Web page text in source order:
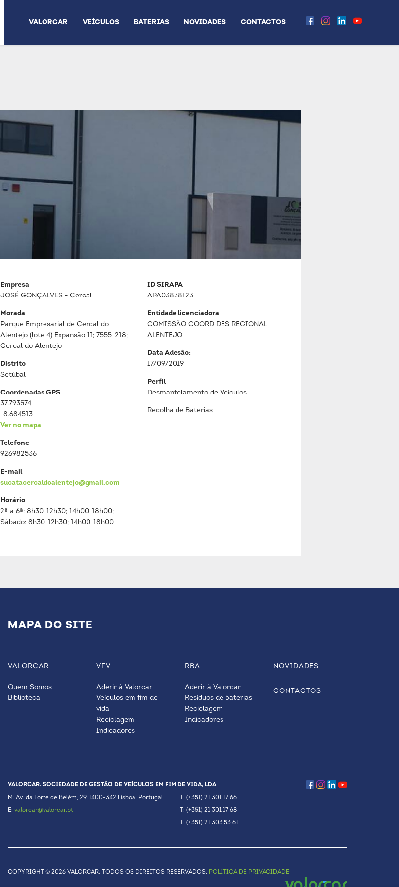
VALORCAR VEÍCULOS BATERIAS NOVIDADES CONTACTOS
Empresa
JOSÉ GONÇALVES - Cercal
Morada
Parque Empresarial de Cercal do
Alentejo (lote 4) Expansão II; 7555-218;
Cercal do Alentejo
Distrito
Setúbal
Coordenadas GPS
37.793574
-8.684513
Ver no mapa
Telefone
926982536
E-mail
sucatacercaldoalentejo@gmail.com
Horário
2ª a 6ª: 8h30-12h30; 14h00-18h00;
Sábado: 8h30-12h30; 14h00-18h00
ID SIRAPA
APA03838123
Entidade licenciadora
COMISSÃO COORD DES REGIONAL
ALENTEJO
Data Adesão:
17/09/2019
Perfil
Desmantelamento de Veículos
Recolha de Baterias
MAPA DO SITE
VALORCAR
Quem Somos
Biblioteca
VFV
Aderir à Valorcar
Veículos em fim de
vida
Reciclagem
Indicadores
RBA
Aderir à Valorcar
Resíduos de baterias
Reciclagem
Indicadores
NOVIDADES
CONTACTOS
VALORCAR. SOCIEDADE DE GESTÃO DE VEÍCULOS EM FIM DE VIDA, LDA
M: Av. da Torre de Belém, 29. 1400-342 Lisboa. Portugal
E: valorcar@valorcar.pt
T: (+351) 21 301 17 66
T: (+351) 21 301 17 68
T: (+351) 21 303 53 61
COPYRIGHT © 2026 VALORCAR, TODOS OS DIREITOS RESERVADOS. POLÍTICA DE PRIVACIDADE